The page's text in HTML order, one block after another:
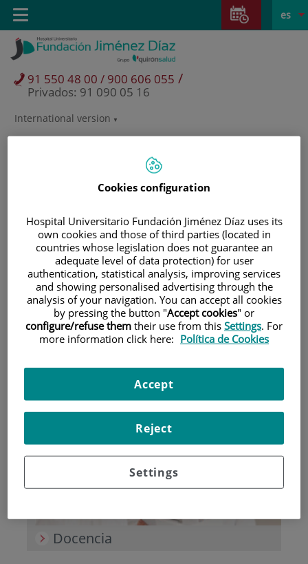
Saltar al contenido
Saltar
contenido
Selector
de
activo
es
International version
91 550 48 00 / 900 606 055 /
Privados: 91 090 05 16
Toggle
navigation
Pacientes y visitantes
Investigación
Docencia
Cookies configuration
Hospital Universitario Fundación Jiménez Díaz uses its
own cookies and those of third parties (located in
countries whose legislation does not guarantee an
adequate level of data protection) for user
authentication, statistical analysis, improving services
and showing personalised advertising through the
analysis of your navigation. You can accept all cookies
by pressing the button "Accept cookies" or
configure/refuse them their use from this Settings. For
more information click here: Política de Cookies
Settings
Reject
Accept